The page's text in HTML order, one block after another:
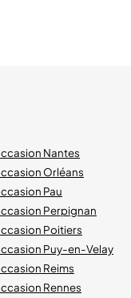
Nantes
Orléans
Pau
Perpignan
Poitiers
Puy-en-Velay
Reims
Rennes